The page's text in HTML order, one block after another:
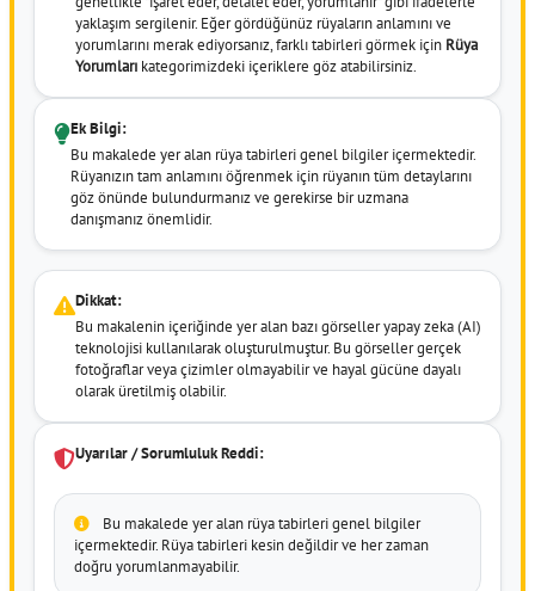
yaklaşım sergilenir. Eğer gördüğünüz rüyaların anlamını ve
yorumlarını merak ediyorsanız, farklı tabirleri görmek için Rüya
Yorumları kategorimizdeki içeriklere göz atabilirsiniz.
Ek Bilgi:
Bu makalede yer alan rüya tabirleri genel bilgiler içermektedir.
Rüyanızın tam anlamını öğrenmek için rüyanın tüm detaylarını
göz önünde bulundurmanız ve gerekirse bir uzmana
danışmanız önemlidir.
Dikkat:
Bu makalenin içeriğinde yer alan bazı görseller yapay zeka (AI)
teknolojisi kullanılarak oluşturulmuştur. Bu görseller gerçek
fotoğraflar veya çizimler olmayabilir ve hayal gücüne dayalı
olarak üretilmiş olabilir.
Uyarılar / Sorumluluk Reddi:
Bu makalede yer alan rüya tabirleri genel bilgiler
içermektedir. Rüya tabirleri kesin değildir ve her zaman
doğru yorumlanmayabilir.